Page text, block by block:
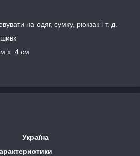
на одяг, сумку, рюкзак і т. д.
x 4 см
Україна